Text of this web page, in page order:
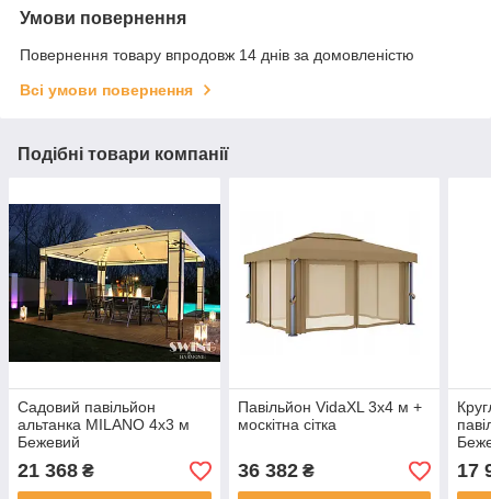
Умови повернення
Повернення товару впродовж 14 днів за домовленістю
Всі умови повернення
Подібні товари компанії
Садовий павільйон
альтанка MILANO 4x3 м
Бежевий
21 368 ₴
Павільйон VidaXL 3х4 м +
москітна сітка
36 382₴ 17